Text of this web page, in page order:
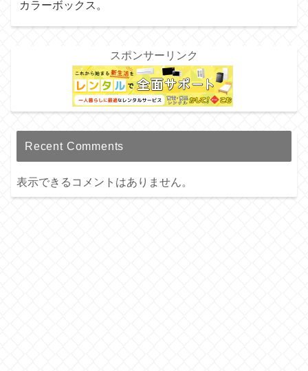
カラーボックス。
スポンサーリンク
Recent Comments
表示できるコメントはありません。